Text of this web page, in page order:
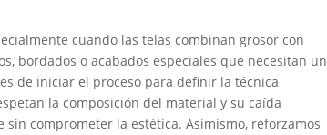
cuando las telas combinan grosor con
bordados o acabados especiales que necesitan un
de iniciar el proceso para definir la técnica
la composición del material y su caída
comprometer la estética. Asimismo, reforzamos